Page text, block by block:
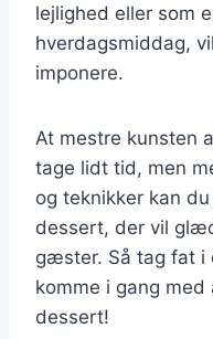
lejlighed eller som
hverdagsmiddag,
imponere.
At mestre kunsten
tage lidt tid, men
og teknikker kan
dessert, der vil
gæster. Så tag fat i
komme i gang
dessert!